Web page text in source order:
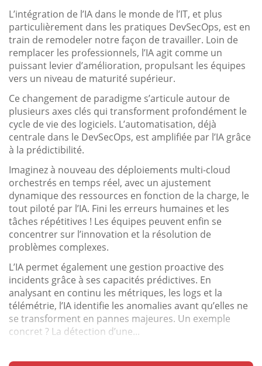
L’intégration de l’IA dans le monde de l’IT, et plus
particulièrement dans les pratiques DevSecOps, est en
train de remodeler notre façon de travailler. Loin de
remplacer les professionnels, l’IA agit comme un
puissant levier d’amélioration, propulsant les équipes
vers un niveau de maturité supérieur.
Ce changement de paradigme s’articule autour de
plusieurs axes clés qui transforment profondément le
cycle de vie des logiciels. L’automatisation, déjà
centrale dans le DevSecOps, est amplifiée par l’IA grâce
à la prédictibilité.
Imaginez à nouveau des déploiements multi-cloud
orchestrés en temps réel, avec un ajustement
dynamique des ressources en fonction de la charge, le
tout piloté par l’IA. Fini les erreurs humaines et les
tâches répétitives ! Les équipes peuvent enfin se
concentrer sur l’innovation et la résolution de
problèmes complexes.
L’IA permet également une gestion proactive des
incidents grâce à ses capacités prédictives. En
analysant en continu les métriques, les logs et la
télémétrie, l’IA identifie les anomalies avant qu’elles ne
se transforment en pannes majeures. Un exemple
concret ? La détection d’une...